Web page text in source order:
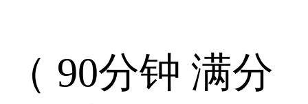
（ 90分钟 满分